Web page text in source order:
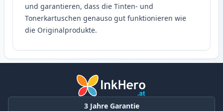
und garantieren, dass die Tinten- und
Tonerkartuschen genauso gut funktionieren wie
die Originalprodukte.
3 Jahre Garantie